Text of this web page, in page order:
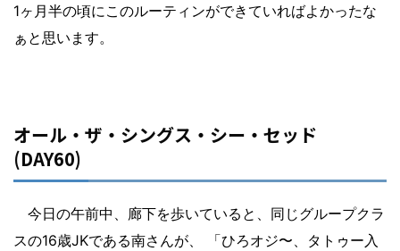
1ヶ月半の頃にこのルーティンができていればよかったな
ぁと思います。
オール・ザ・シングス・シー・セッド
(DAY60)
今日の午前中、廊下を歩いていると、同じグループクラ
スの16歳JKである南さんが、 「ひろオジ〜、タトゥー入